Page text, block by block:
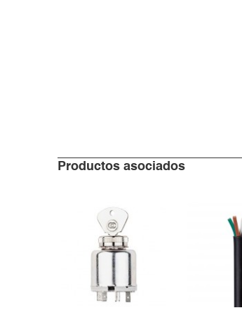
Productos asociados